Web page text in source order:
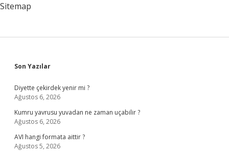
Sitemap
Sidebar
Son Yazılar
Diyette çekirdek yenir mi ?
Ağustos 6, 2026
Kumru yavrusu yuvadan ne zaman uçabilir ?
Ağustos 6, 2026
AVI hangi formata aittir ?
Ağustos 5, 2026